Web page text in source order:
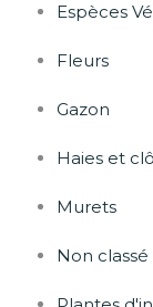
Espèces
Fleurs
Gazon
Haies et
Murets
Non classé